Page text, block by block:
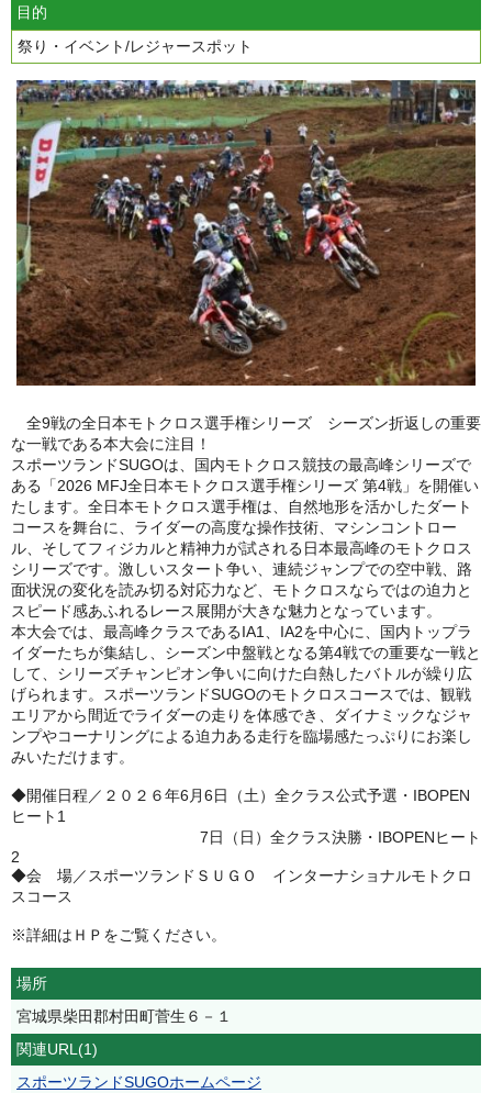
目的
祭り・イベント/レジャースポット
全9戦の全日本モトクロス選手権シリーズ シーズン折返しの重要
な一戦である本大会に注目！
スポーツランドSUGOは、国内モトクロス競技の最高峰シリーズで
ある「2026 MFJ全日本モトクロス選手権シリーズ 第4戦」を開催い
たします。全日本モトクロス選手権は、自然地形を活かしたダート
コースを舞台に、ライダーの高度な操作技術、マシンコントロー
ル、そしてフィジカルと精神力が試される日本最高峰のモトクロス
シリーズです。激しいスタート争い、連続ジャンプでの空中戦、路
面状況の変化を読み切る対応力など、モトクロスならではの迫力と
スピード感あふれるレース展開が大きな魅力となっています。
本大会では、最高峰クラスであるIA1、IA2を中心に、国内トップラ
イダーたちが集結し、シーズン中盤戦となる第4戦での重要な一戦と
して、シリーズチャンピオン争いに向けた白熱したバトルが繰り広
げられます。スポーツランドSUGOのモトクロスコースでは、観戦
エリアから間近でライダーの走りを体感でき、ダイナミックなジャ
ンプやコーナリングによる迫力ある走行を臨場感たっぷりにお楽し
みいただけます。
◆開催日程／２０２６年6月6日（土）全クラス公式予選・IBOPEN
ヒート1
7日（日）全クラス決勝・IBOPENヒート
2
◆会 場／スポーツランドＳＵＧＯ インターナショナルモトクロ
スコース
※詳細はＨＰをご覧ください。
場所
宮城県柴田郡村田町菅生６－１
関連URL(1)
スポーツランドSUGOホームページ